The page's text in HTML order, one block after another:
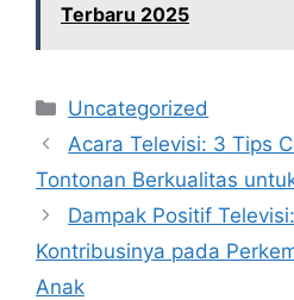
Terbaru 2025
Categories
Uncategorized
Acara Televisi: 3 Tips
Tontonan Berkualitas
Dampak Positif
Kontribusinya pada
Anak